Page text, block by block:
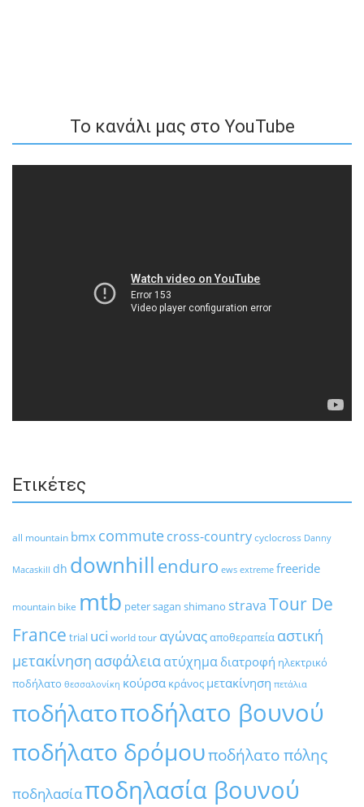
To κανάλι μας στο YouTube
Ετικέτες
all mountain bmx commutecross-countrycyclocross Danny
Macaskill dh downhill enduro ews extreme freeride
mountain bike mtb peter sagan shimano stravaTour De
France trial uci world tour αγώναςαποθεραπεία αστική
μετακίνηση ασφάλειαατύχημα διατροφή ηλεκτρικό
ποδήλατο θεσσαλονίκη κούρσα κράνος μετακίνηση πετάλια
ποδήλατοποδήλατο βουνού
ποδήλατο δρόμουποδήλατο πόλης
ποδηλασίαποδηλασία βουνού